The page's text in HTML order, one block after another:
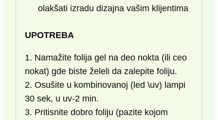
olakšati izradu dizajna vašim klijentima
UPOTREBA
1. Namažite folija gel na deo nokta (ili ceo
nokat) gde biste želeli da zalepite foliju.
2. Osušite u kombinovanoj (led \uv) lampi
30 sek, u uv-2 min.
3. Pritisnite dobro foliju (pazite kojom